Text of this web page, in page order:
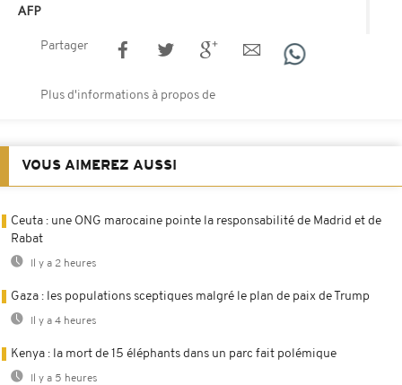
AFP
Partager
Plus d'informations à propos de
VOUS AIMEREZ AUSSI
Ceuta : une ONG marocaine pointe la responsabilité de Madrid et de
Rabat
Il y a 2 heures
Gaza : les populations sceptiques malgré le plan de paix de Trump
Il y a 4 heures
Kenya : la mort de 15 éléphants dans un parc fait polémique
Il y a 5 heures